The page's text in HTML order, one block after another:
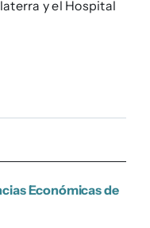
y el Hospital
Económicas de